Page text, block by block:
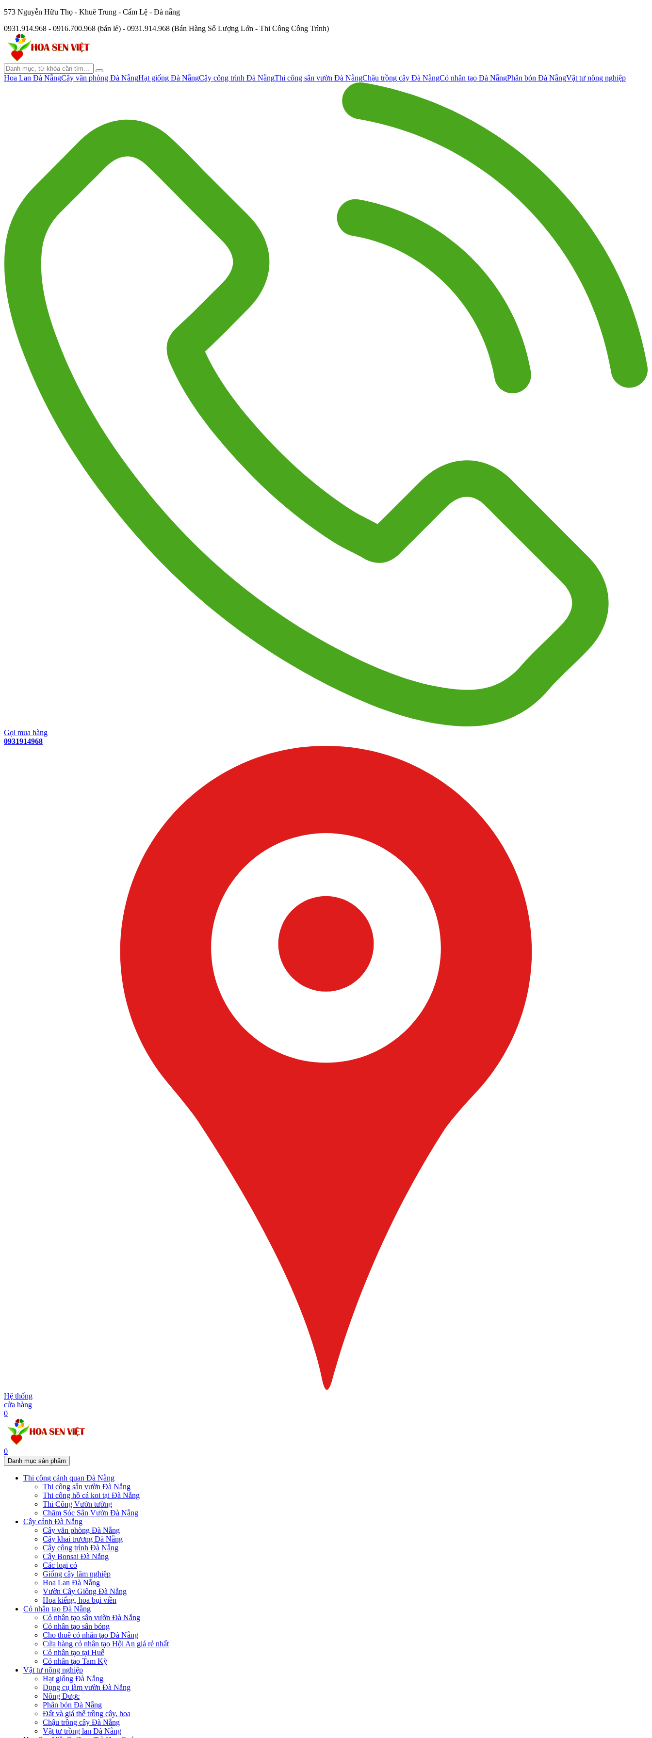
573 Nguyễn Hữu Thọ - Khuê Trung - Cẩm Lệ - Đà nẵng
0931.914.968 - 0916.700.968 (bán lẻ) - 0931.914.968 (Bán Hàng Số Lượng Lớn - Thi Công Công Trình)
Hoa Lan Đà NẵngCây văn phòng Đà NẵngHạt giống Đà NẵngCây công trình Đà NẵngThi công sân vườn Đà NẵngChậu trồng cây Đà NẵngCỏ nhân tạo Đà NẵngPhân bón Đà NẵngVật tư nông nghiệp
Gọi mua hàng
0931914968
Hệ thống
cửa hàng
0
0
Danh mục sản phẩm
Thi công cảnh quan Đà Nẵng
Thi công sân vườn Đà Nẵng
Thi công hồ cá koi tại Đà Nẵng
Thi Công Vườn tường
Chăm Sóc Sân Vườn Đà Nẵng
Cây cảnh Đà Nẵng
Cây văn phòng Đà Nẵng
Cây khai trương Đà Nẵng
Cây công trình Đà Nẵng
Cây Bonsai Đà Nẵng
Các loại cỏ
Giống cây lâm nghiệp
Hoa Lan Đà Nẵng
Vườn Cây Giống Đà Nẵng
Hoa kiểng, hoa bụi viền
Cỏ nhân tạo Đà Nẵng
Cỏ nhân tạo sân vườn Đà Nẵng
Cỏ nhân tạo sân bóng
Cho thuê cỏ nhân tạo Đà Nẵng
Cửa hàng cỏ nhân tạo Hội An giá rẻ nhất
Cỏ nhân tạo tại Huế
Cỏ nhân tạo Tam Kỳ
Vật tư nông nghiệp
Hạt giống Đà Nẵng
Dụng cụ làm vườn Đà Nẵng
Nông Dược
Phân bón Đà Nẵng
Đất và giá thể trồng cây, hoa
Chậu trồng cây Đà Nẵng
Vật tư trồng lan Đà Nẵng